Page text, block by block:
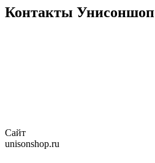
Контакты Унисоншоп
Сайт
unisonshop.ru